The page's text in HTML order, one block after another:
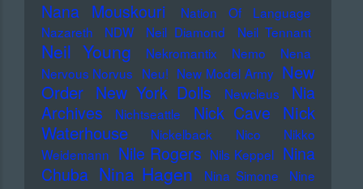
Nana Mouskouri
Nation Of Language
Nazareth
NDW Neil Diamond Neil Tennant
Neil Young Nekromantix Nemo
Nena
Nervous Norvus Neu! New Model Army New
Order New York Dolls Newcleus
Nia
Archives
Nichtseattle Nick Cave
Nick
Waterhouse
Nickelback Nico
Nikko
Weidemann Nile Rogers Nils Keppel Nina
Chuba Nina Hagen Nina Simone
Nine